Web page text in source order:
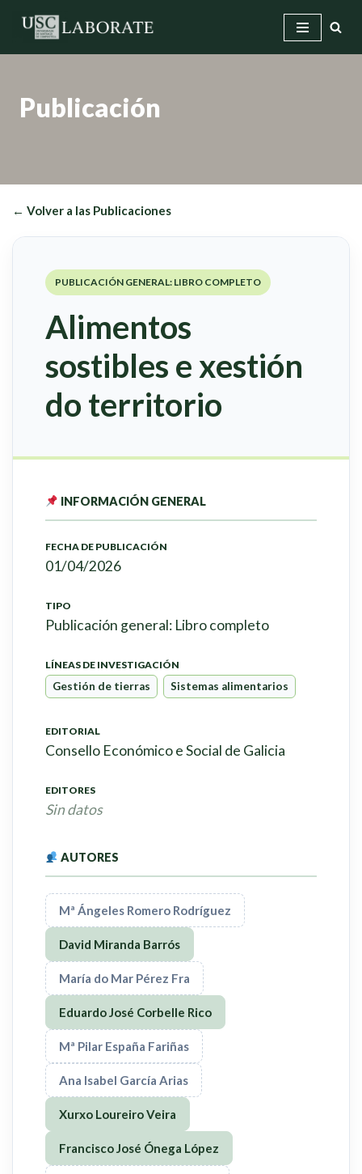
Saltar
Publicación
← Volver a las Publicaciones
PUBLICACIÓN GENERAL: LIBRO COMPLETO
Alimentos
sostibles e xestión
do territorio
INFORMACIÓN GENERAL
FECHA DE PUBLICACIÓN
01/04/2026
TIPO
Publicación general: Libro completo
LÍNEAS DE INVESTIGACIÓN
Gestión de tierras Sistemas alimentarios
EDITORIAL
Consello Económico e Social de Galicia
EDITORES
Sin datos
AUTORES
Mª Ángeles Romero Rodríguez
David Miranda Barrós
María do Mar Pérez Fra
Eduardo José Corbelle Rico
Mª Pilar España Fariñas
Ana Isabel García Arias
Xurxo Loureiro Veira
Francisco José Ónega López